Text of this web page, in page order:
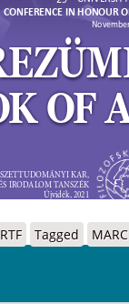
RTF Tagged MARC